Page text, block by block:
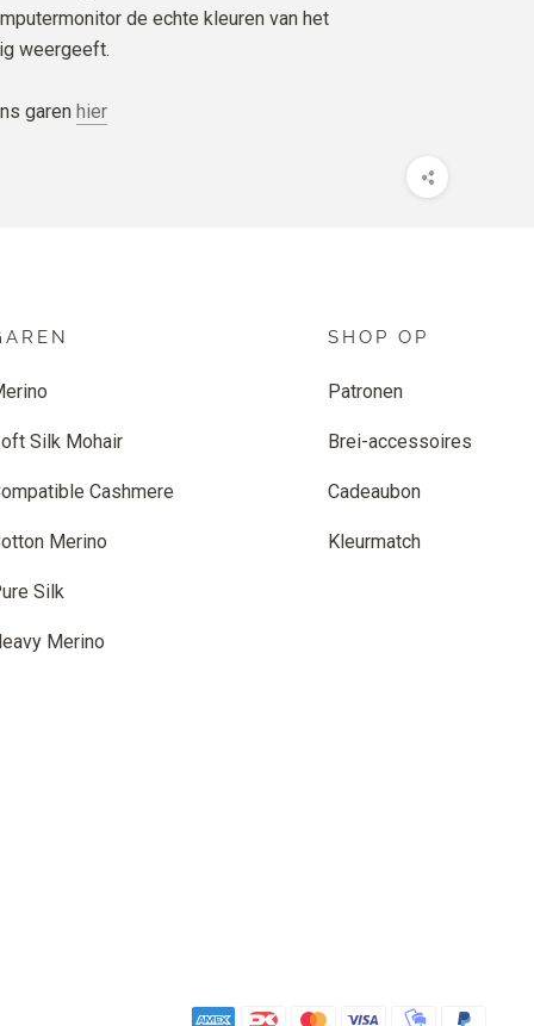
de echte kleuren van het
weergeeft.
garen hier
Silk Mohair
Cashmere
Merino
Silk
Merino
SHOP OP
Patronen
Brei-accessoires
Cadeaubon
Kleurmatch